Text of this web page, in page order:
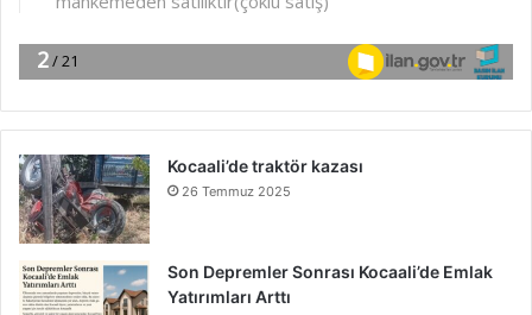
Kocaali’de traktör kazası
26 Temmuz 2025
Son Depremler Sonrası Kocaali’de Emlak
Yatırımları Arttı